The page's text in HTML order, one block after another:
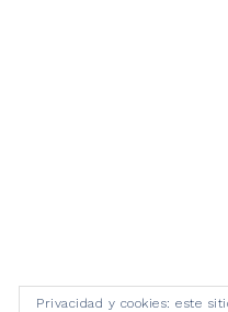
Privacidad y cookies: este